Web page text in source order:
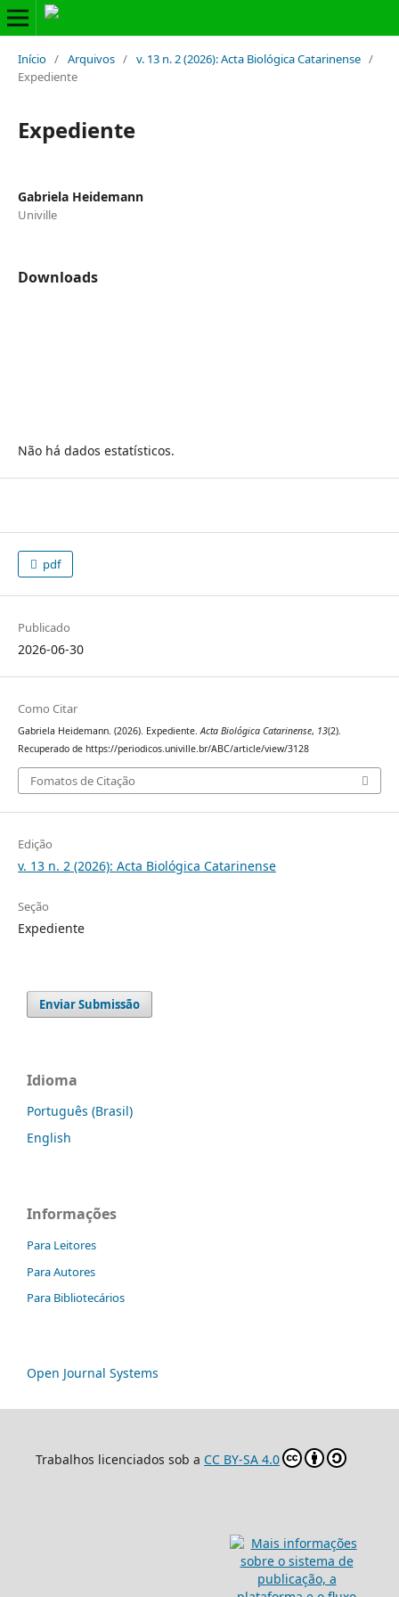
Início / Arquivos / v. 13 n. 2 (2026): Acta Biológica Catarinense /
Expediente
Expediente
Gabriela Heidemann
Univille
Downloads
Não há dados estatísticos.
pdf
Publicado
2026-06-30
Como Citar
Gabriela Heidemann. (2026). Expediente.Acta Biológica Catarinense, 13(2).
Recuperado de https://periodicos.univille.br/ABC/article/view/3128
Fomatos de Citação
Edição
v. 13 n. 2 (2026): Acta Biológica Catarinense
Seção
Expediente
Enviar Submissão
Idioma
Português (Brasil)
English
Informações
Para Leitores
Para Autores
Para Bibliotecários
Open Journal Systems
Trabalhos licenciados sob a CC BY-SA 4.0